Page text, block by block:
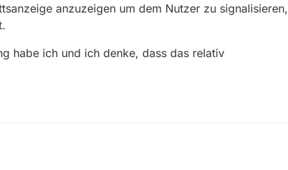
anzuzeigen um dem Nutzer zu signalisieren,
habe ich und ich denke, dass das relativ